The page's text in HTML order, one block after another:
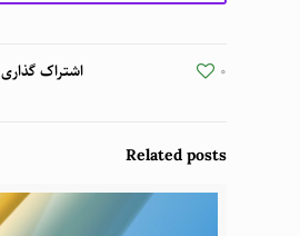
اشتراک گذاری 0
Related posts